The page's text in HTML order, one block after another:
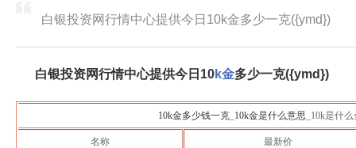
白银投资网行情中心提供今日10k金多少一克({ymd})
白银投资网行情中心提供今日10k金多少一克({ymd})
10k金多少钱一克 10k金是什么意思 _10k是什
名称 最新价